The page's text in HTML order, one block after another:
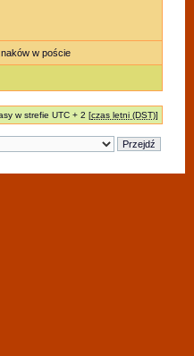
w poście
w strefie UTC + 2 [czas letni (DST)]